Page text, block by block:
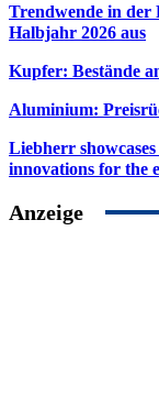
Trendwende in der
Halbjahr 2026 aus
Kupfer: Bestände
Aluminium:
Liebherr
innovations for the
Anzeige